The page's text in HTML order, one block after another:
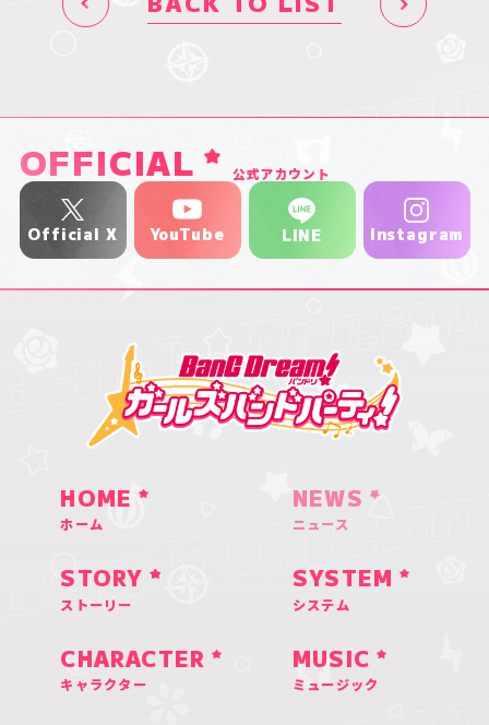
OFFICIAL 公式アカウント
Official X YouTube LINE Instagram
HOME
ホーム
NEWS
ニュース
STORY
ストーリー
SYSTEM
システム
CHARACTER
キャラクター
MUSIC
ミュージック